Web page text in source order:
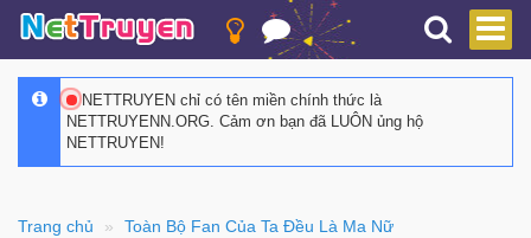
NETTRUYEN chỉ có tên miền chính thức là
NETTRUYENN.ORG. Cảm ơn bạn đã LUÔN ủng hộ
NETTRUYEN!
Trang chủ Toàn Bộ Fan Của Ta Đều Là Ma Nữ